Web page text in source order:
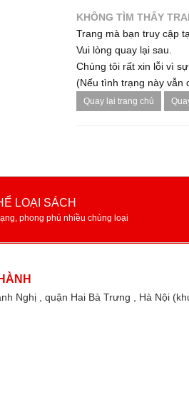
KHÔNG TÌM THẤY
Trang mà bạn truy cập
Vui lòng quay lại sau.
Chúng tôi rất xin lỗi vì sự
(Nếu tình trạng này vẫn
Quay lại trang chủ
LOẠI SÁCH
phong phú nhiều chủng loại
Nghị , quận Hai Bà Trưng , Hà Nội